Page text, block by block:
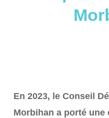
En 2023, le Conseil
Morbihan a porté une